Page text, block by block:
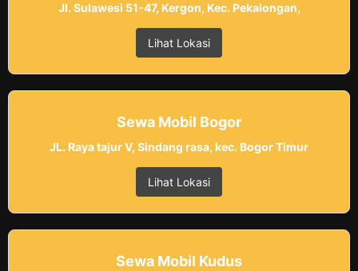
Jl. Sulawesi 51-47, Kergon, Kec. Pekalongan,
Lihat Lokasi
Sewa Mobil Bogor
JL. Raya tajur V, Sindang rasa, kec. Bogor Timur
Lihat Lokasi
Sewa Mobil Kudus